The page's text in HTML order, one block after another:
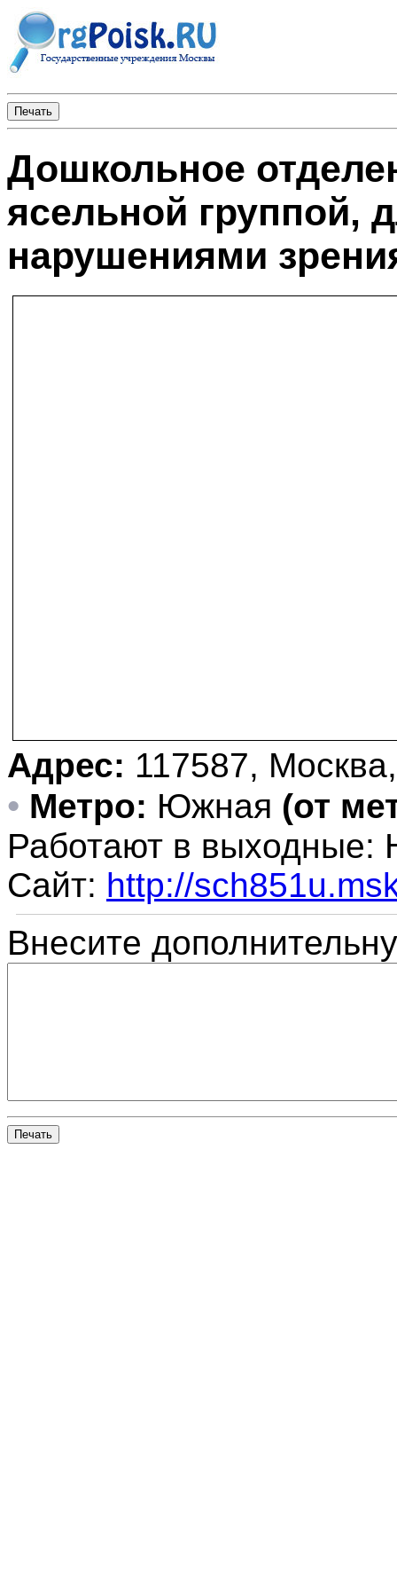
Дошкольное
ясельной группой,
нарушениями
Адрес: 117587,
• Метро: Южная (от
Работают в выходные:
Сайт: http://
Внесите